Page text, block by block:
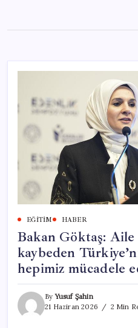
content
EĞITIM HABER
Bakan Göktaş:
kaybeden
hepimiz mücadele
ByYusuf Şahin
21 Haziran 2026
2 Min